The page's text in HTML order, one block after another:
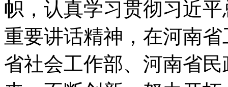
帜，认真学习贯彻习近
重要讲话精神，在河南
省社会工作部、河南省